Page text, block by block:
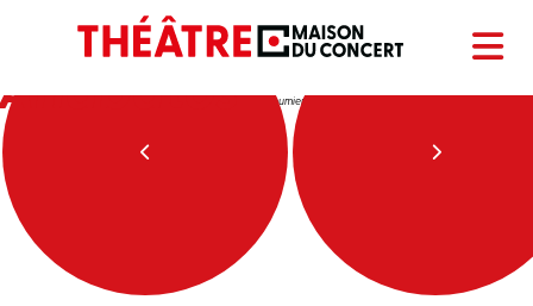
Nadia Vuilleumier